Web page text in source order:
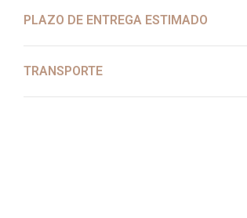
PLAZO DE ENTREGA ESTIMADO
TRANSPORTE